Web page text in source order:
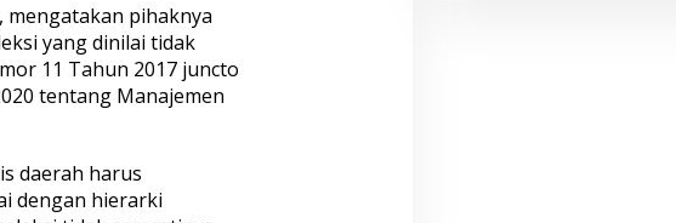
mengatakan pihaknya
yang dinilai tidak
11 Tahun 2017 juncto
tentang Manajemen
daerah harus
dengan hierarki